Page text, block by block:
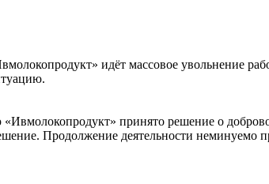
идёт массовое увольнение
принято решение о
Продолжение деятельности